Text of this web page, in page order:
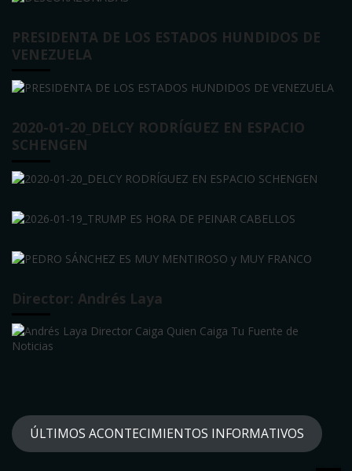
PRESIDENTA DE LOS ESTADOS HUNDIDOS DE
VENEZUELA
2020-01-20_DELCY RODRÍGUEZ EN ESPACIO
SCHENGEN
Director: Andrés Laya
ÚLTIMOS ACONTECIMIENTOS INFORMATIVOS